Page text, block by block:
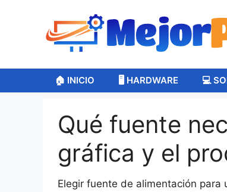
contenido
🏠 INICIO 🖥️ HARDWARE 💻
Qué fuente
gráfica y el
Elegir fuente de alimentación para